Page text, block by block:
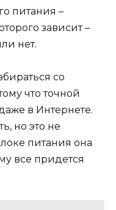
питания –
зависит –
нет.
со
что точной
в Интернете.
но это не
питания она
все придется